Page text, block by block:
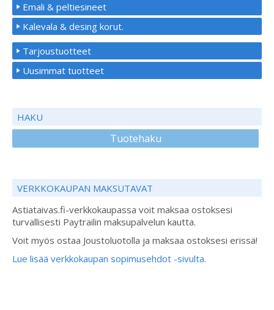
Emali & peltiesineet
Kalevala & desing korut.
Tarjoustuotteet
Uusimmat tuotteet
HAKU
Tuotehaku
VERKKOKAUPAN MAKSUTAVAT
Astiataivas.fi-verkkokaupassa voit maksaa ostoksesi
turvallisesti Paytrailin maksupalvelun kautta.
Voit myös ostaa Joustoluotolla ja maksaa ostoksesi erissä!
Lue lisää verkkokaupan sopimusehdot -sivulta.